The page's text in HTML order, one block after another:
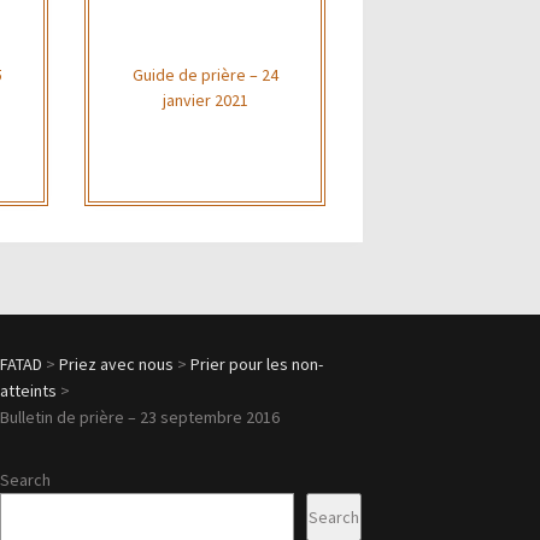
Guide de prière – 24
janvier 2021
FATAD >Priez avec nous >Prier pour les non-
atteints >
Bulletin de prière – 23 septembre 2016
Search
Search